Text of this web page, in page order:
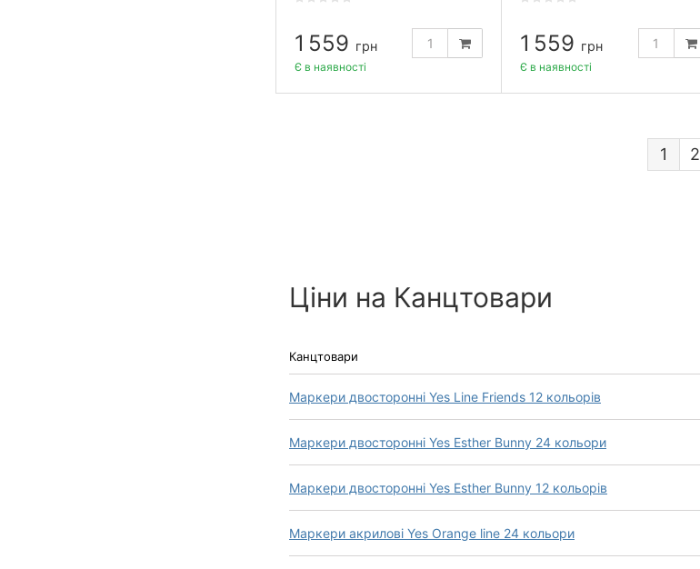
Ціни на Канцтовари
Канцтовари
Маркери двосторонні Yes Line Friends 12 кольорів
Маркери двосторонні Yes Esther Bunny 24 кольори
Маркери двосторонні Yes Esther Bunny 12 кольорів
Маркери акрилові Yes Orange line 24 кольори
1 559 грн
Є в наявності
1 559 грн
Є в наявності
1 2